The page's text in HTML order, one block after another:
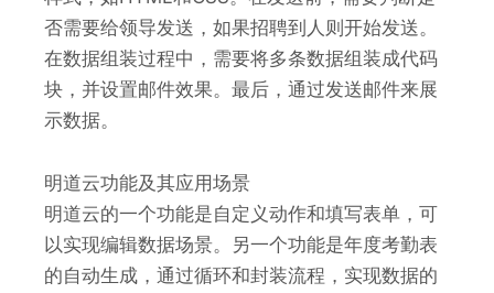
否需要给领导发送，如果招聘到人则开始发送。
在数据组装过程中，需要将多条数据组装成代码
块，并设置邮件效果。最后，通过发送邮件来展
示数据。
明道云功能及其应用场景
明道云的一个功能是自定义动作和填写表单，可
以实现编辑数据场景。另一个功能是年度考勤表
的自动生成，通过循环和封装流程，实现数据的